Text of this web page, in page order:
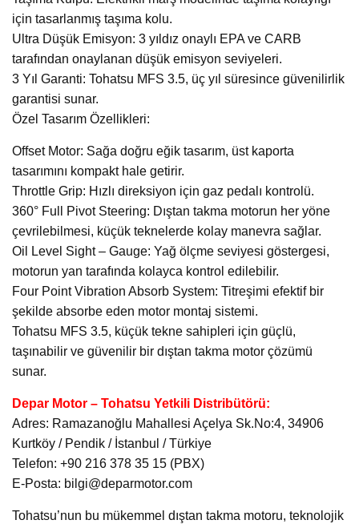
için tasarlanmış taşıma kolu.
Ultra Düşük Emisyon: 3 yıldız onaylı EPA ve CARB
tarafından onaylanan düşük emisyon seviyeleri.
3 Yıl Garanti: Tohatsu MFS 3.5, üç yıl süresince güvenilirlik
garantisi sunar.
Özel Tasarım Özellikleri:
Offset Motor: Sağa doğru eğik tasarım, üst kaporta
tasarımını kompakt hale getirir.
Throttle Grip: Hızlı direksiyon için gaz pedalı kontrolü.
360° Full Pivot Steering: Dıştan takma motorun her yöne
çevrilebilmesi, küçük teknelerde kolay manevra sağlar.
Oil Level Sight – Gauge: Yağ ölçme seviyesi göstergesi,
motorun yan tarafında kolayca kontrol edilebilir.
Four Point Vibration Absorb System: Titreşimi efektif bir
şekilde absorbe eden motor montaj sistemi.
Tohatsu MFS 3.5, küçük tekne sahipleri için güçlü,
taşınabilir ve güvenilir bir dıştan takma motor çözümü
sunar.
Depar Motor – Tohatsu Yetkili Distribütörü:
Adres: Ramazanoğlu Mahallesi Açelya Sk.No:4, 34906
Kurtköy / Pendik / İstanbul / Türkiye
Telefon: +90 216 378 35 15 (PBX)
E-Posta: bilgi@deparmotor.com
Tohatsu’nun bu mükemmel dıştan takma motoru, teknolojik